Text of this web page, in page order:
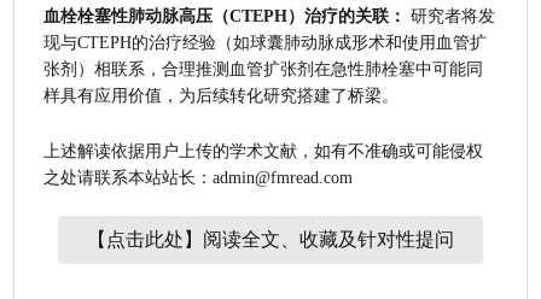
血栓栓塞性肺动脉高压（CTEPH）治疗的关联： 研究者将发
现与CTEPH的治疗经验（如球囊肺动脉成形术和使用血管扩
张剂）相联系，合理推测血管扩张剂在急性肺栓塞中可能同
样具有应用价值，为后续转化研究搭建了桥梁。
上述解读依据用户上传的学术文献，如有不准确或可能侵权
之处请联系本站站长：admin@fmread.com
【点击此处】阅读全文、收藏及针对性提问